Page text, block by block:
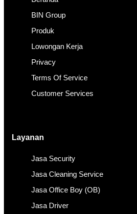
BIN Group
Produk
Lowongan Kerja
Privacy
Terms Of Service
Customer Services
Layanan
Jasa Security
Jasa Cleaning Service
Jasa Office Boy (OB)
Jasa Driver